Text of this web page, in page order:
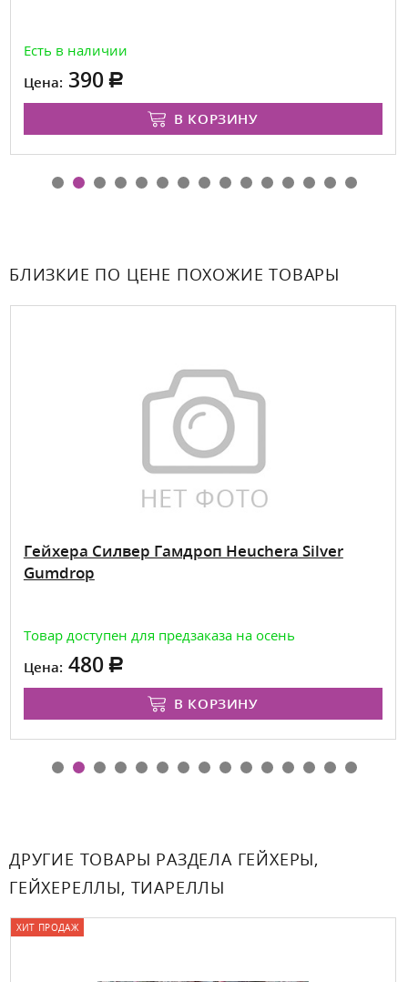
Есть в наличии
Цена: 390
В КОРЗИНУ
БЛИЗКИЕ ПО ЦЕНЕ ПОХОЖИЕ ТОВАРЫ
Гейхера Силвер Гамдроп Heuchera Silver
Gumdrop
Товар доступен для предзаказа на осень
Цена: 480
В КОРЗИНУ
ДРУГИЕ ТОВАРЫ РАЗДЕЛА ГЕЙХЕРЫ,
ГЕЙХЕРЕЛЛЫ, ТИАРЕЛЛЫ
ХИТ ПРОДАЖ